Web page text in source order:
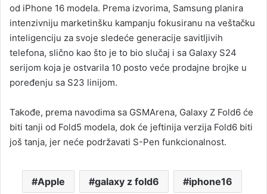
od iPhone 16 modela. Prema izvorima, Samsung planira
intenzivniju marketinšku kampanju fokusiranu na veštačku
inteligenciju za svoje sledeće generacije savitljivih
telefona, slično kao što je to bio slučaj i sa Galaxy S24
serijom koja je ostvarila 10 posto veće prodajne brojke u
poređenju sa S23 linijom.
Takođe, prema navodima sa GSMArena, Galaxy Z Fold6 će
biti tanji od Fold5 modela, dok će jeftinija verzija Fold6 biti
još tanja, jer neće podržavati S-Pen funkcionalnost.
Apple galaxy z fold6 iphone16